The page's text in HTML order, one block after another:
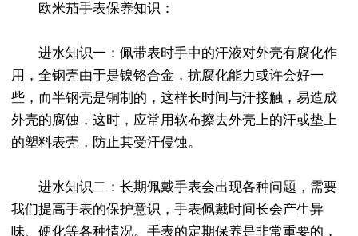
欧米茄手表保养知识：
进水知识一：佩带表时手中的汗液对外壳有腐化作
用，全钢壳由于是镍铬合金，抗腐化能力或许会好一
些，而半钢壳是铜制的，这样长时间与汗接触，易造成
外壳的腐蚀，这时，应常用软布擦去外壳上的汗或垫上
的塑料表壳，防止其受汗侵蚀。
进水知识二：长期佩戴手表会出现各种问题，需要
我们提高手表的保护意识，手表佩戴时间长会产生异
味、硬化等各种情况。手表的定期保养是非常重要的，